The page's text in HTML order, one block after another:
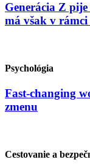
Generácia Z
má však v
Psychológia
Fast-changing
zmenu
Cestovanie a